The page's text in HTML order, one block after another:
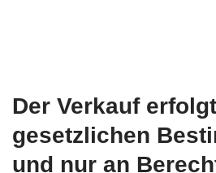
Der Verkauf
gesetzlichen
und nur an